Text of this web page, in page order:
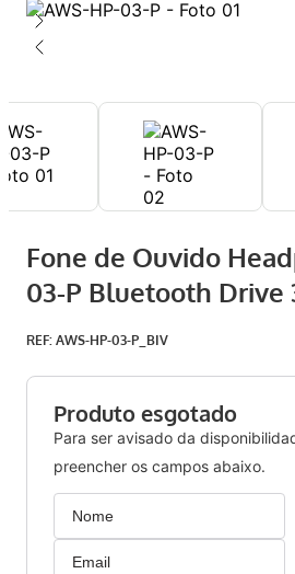
Fone de Ouvido
03-P Bluetooth Drive
: AWS-HP-03-P_BIV